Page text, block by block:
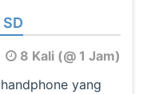
8 Kali (@ 1 Jam)
yang